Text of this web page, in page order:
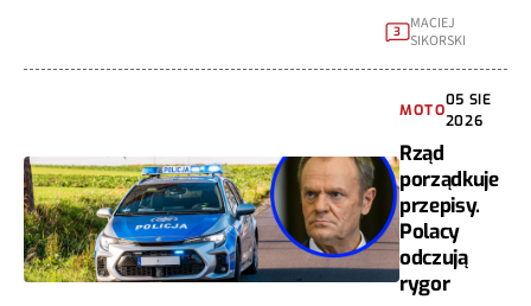
3
MACIEJ
SIKORSKI
MOTO
05 SIE
2026
Rząd
porządkuje
przepisy.
Polacy
odczują
rygor